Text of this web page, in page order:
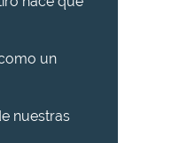
un
nuestras